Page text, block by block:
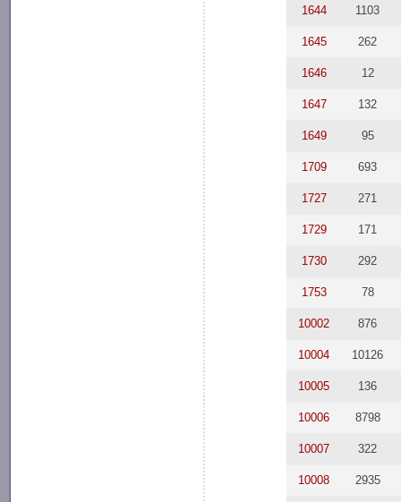
1644 1103
1645 262
1646 12
1647 132
1649 95
1709 693
1727 271
1729 171
1730 292
1753 78
10002 876
10004 10126
10005 136
10006 8798
10007 322
10008 2935